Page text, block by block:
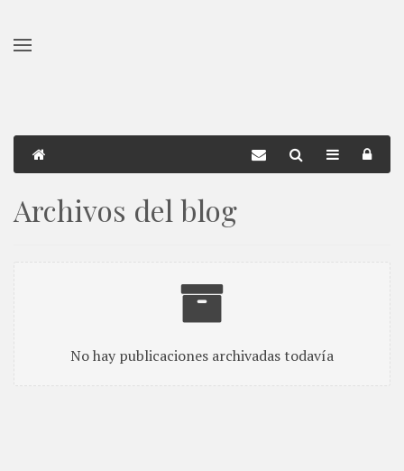
Archivos del blog
No hay publicaciones archivadas todavía